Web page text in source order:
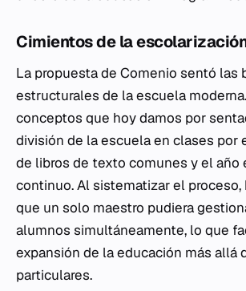
Cimientos de la
La propuesta de Comenio sentó las
estructurales de la escuela
conceptos que hoy damos por
división de la escuela en clases por
de libros de texto comunes y el año
continuo. Al sistematizar el proceso,
que un solo maestro pudiera
alumnos simultáneamente, lo que
expansión de la educación más allá
particulares.